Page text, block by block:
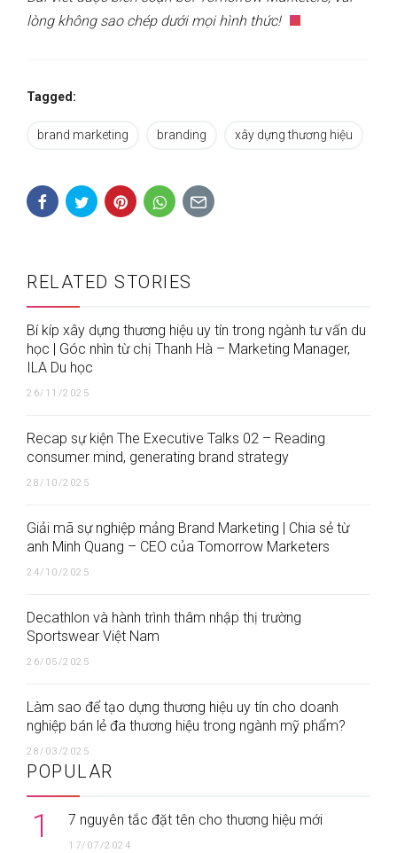
lòng không sao chép dưới mọi hình thức!
Tagged:
brand marketing branding xây dựng thương hiệu
RELATED STORIES
Bí kíp xây dựng thương hiệu uy tín trong ngành tư vấn du
học | Góc nhìn từ chị Thanh Hà – Marketing Manager,
ILA Du học
26/11/2025
Recap sự kiện The Executive Talks 02 – Reading
consumer mind, generating brand strategy
28/10/2025
Giải mã sự nghiệp mảng Brand Marketing | Chia sẻ từ
anh Minh Quang – CEO của Tomorrow Marketers
24/10/2025
Decathlon và hành trình thâm nhập thị trường
Sportswear Việt Nam
26/05/2025
Làm sao để tạo dựng thương hiệu uy tín cho doanh
nghiệp bán lẻ đa thương hiệu trong ngành mỹ phẩm?
28/03/2025
POPULAR
1 7 nguyên tắc đặt tên cho thương hiệu mới
17/07/2024